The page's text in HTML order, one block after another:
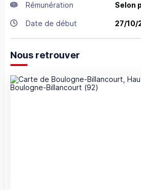
Rémunération Selon
Date de début 27/10/
Nous retrouver